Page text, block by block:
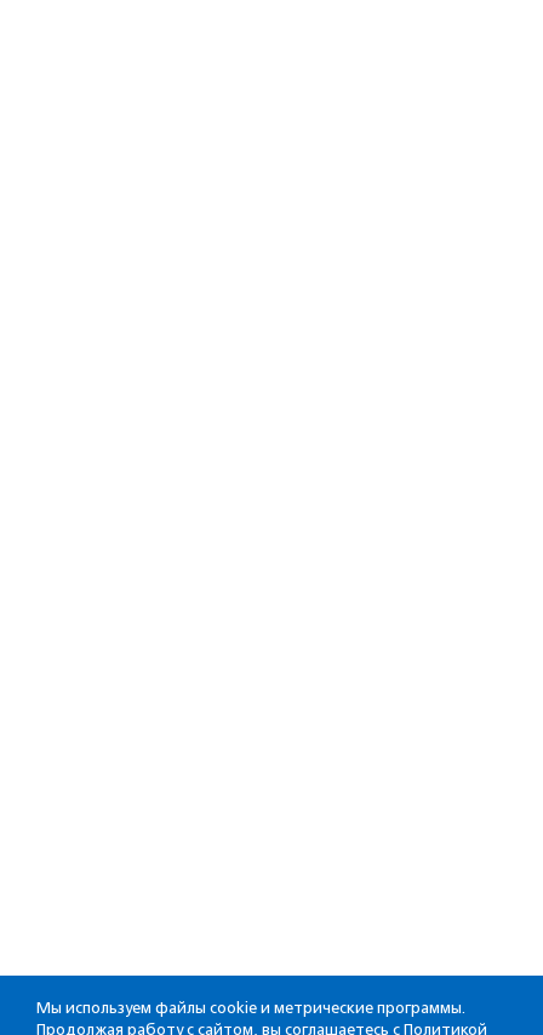
Мы используем файлы cookie и метрические программы.
Продолжая работу с сайтом, вы соглашаетесь с Политикой